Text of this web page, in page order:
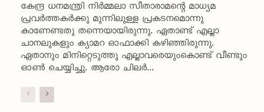
കേന്ദ്ര ധനമന്ത്രി നിർമ്മലാ സീതാരാമന്റെ മാധ്യമ
പ്രവർത്തകർക്കു മുന്നിലുള്ള പ്രകടനമൊന്നു
കാണേണ്ടതു തന്നെയായിരുന്നു. ഏതാണ്ട് എല്ലാ
ചാനലുകളും ക്യാമറ ഓഫാക്കി കഴിഞ്ഞിരുന്നു.
ഏതാനും മിനിറ്റെടുത്തു എല്ലാവരെയുംകൊണ്ട് വീണ്ടും
ഓൺ ചെയ്യിച്ചു. ആരോ ചിലർ...